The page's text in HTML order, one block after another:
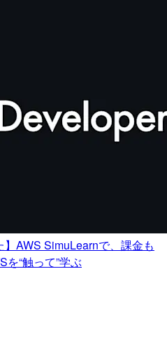
】AWS SimuLearnで、課金も
を“触って”学ぶ